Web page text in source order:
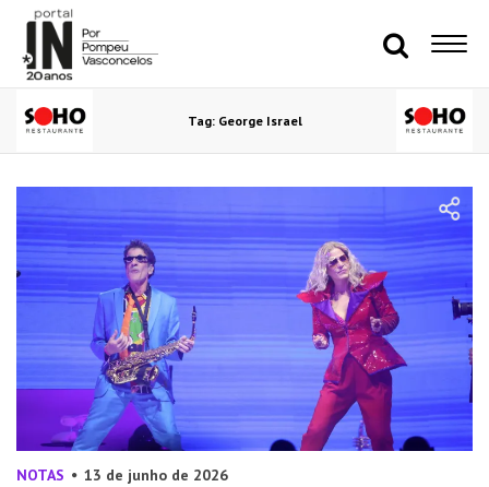
Tag: George Israel
NOTAS 13 de junho de 2026